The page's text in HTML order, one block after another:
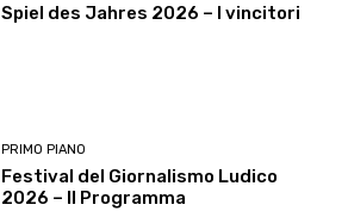
Spiel des Jahres 2026 – I vincitori
PRIMO PIANO
Festival del Giornalismo Ludico
2026 – Il Programma